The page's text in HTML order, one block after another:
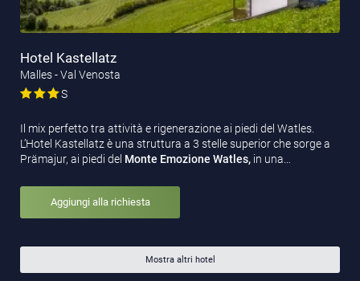
Hotel Kastellatz
Malles - Val Venosta
S
Il mix perfetto tra attività e rigenerazione ai piedi del Watles.
L’Hotel Kastellatz è una struttura a 3 stelle superior che sorge a
Prämajur, ai piedi del Monte Emozione Watles, in una…
Aggiungi alla richiesta
Mostra altri hotel